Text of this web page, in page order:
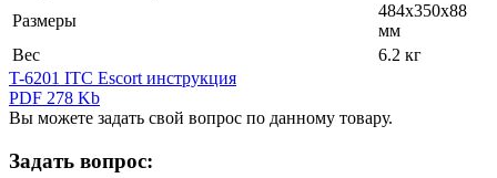
Размеры
484х350х88
мм
Вес
6.2 кг
T-6201 ITC Escort инструкция
PDF 278 Kb
Вы можете задать свой вопрос по данному товару.
Задать вопрос: